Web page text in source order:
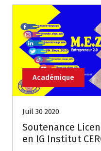
Académique
Juil 30 2020
Soutenance
en IG Institut